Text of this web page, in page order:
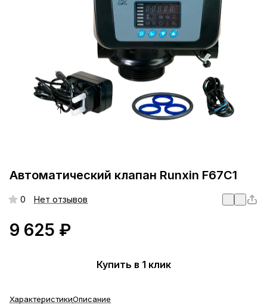
Автоматический клапан Runxin F67С1
0 Нет отзывов
9 625 ₽
Купить в 1 клик
ХарактеристикиОписание